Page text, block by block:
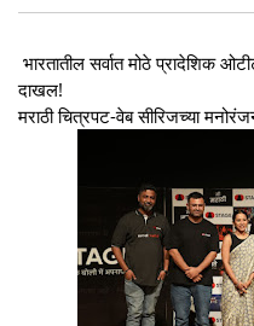
भारतातील सर्वात मोठे प्रादेशिक
दाखल!
मराठी चित्रपट-वेब सीरिजच्या